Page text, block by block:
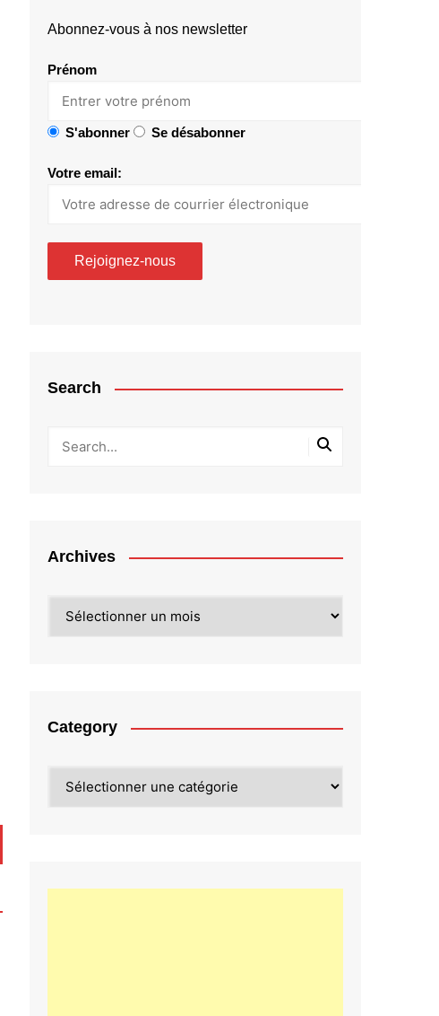
Abonnez-vous à nos newsletter
Prénom
S'abonner Se désabonner
Votre email:
Search
Archives
Category